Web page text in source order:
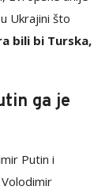
Ukrajini što
bili bi Turska,
ga je
Putin i